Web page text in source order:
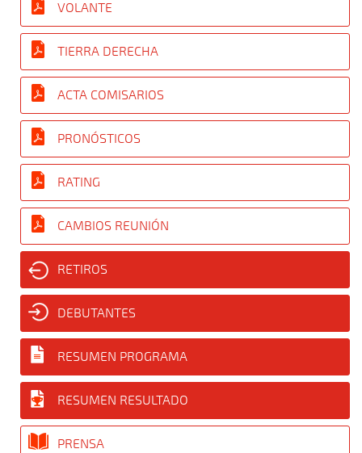
VOLANTE
TIERRA DERECHA
ACTA COMISARIOS
PRONÓSTICOS
RATING
CAMBIOS REUNIÓN
RETIROS
DEBUTANTES
RESUMEN PROGRAMA
RESUMEN RESULTADO
PRENSA